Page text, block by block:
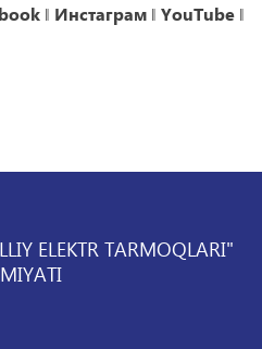
‖ Инстаграм‖ YouTube‖
ELEKTR TARMOQLARI"